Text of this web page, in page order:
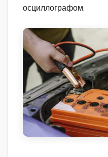
осциллографом.